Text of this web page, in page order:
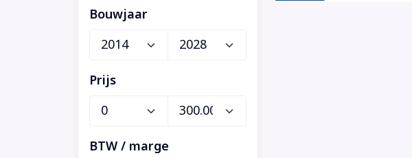
Bouwjaar
Prijs
BTW / marge